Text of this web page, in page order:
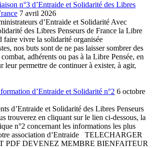
n°3 d’Entraide et Solidarité des Libres
7 avril 2026
d’Entraide et Solidarité Avec
des Libres Penseurs de France la Libre
faire vivre la solidarité organisée
nos buts sont de ne pas laisser sombrer des
adhérents ou pas à la Libre Pensée, en
leur permettre de continuer à exister, à agir,
d’Entraide et Solidarité n°2 6 octobre
d’Entraide et Solidarité des Libres Penseurs
trouverez en cliquant sur le lien ci-dessous, la
n°2 concernant les informations les plus
association d’Entraide TELECHARGER
PDF DEVENEZ MEMBRE BIENFAITEUR